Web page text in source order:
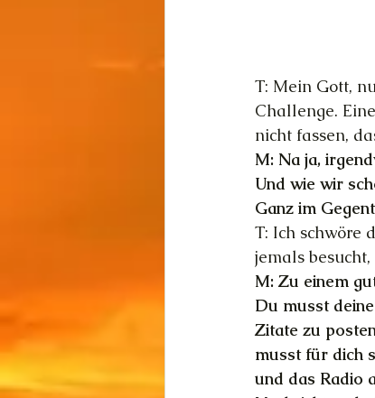
T: Mein Gott,
Challenge.
nicht fassen,
M: Na ja,
Und wie wir
Ganz im
T: Ich schwöre
jemals
M: Zu einem
Du musst
Zitate zu
musst für dich
und das Radio